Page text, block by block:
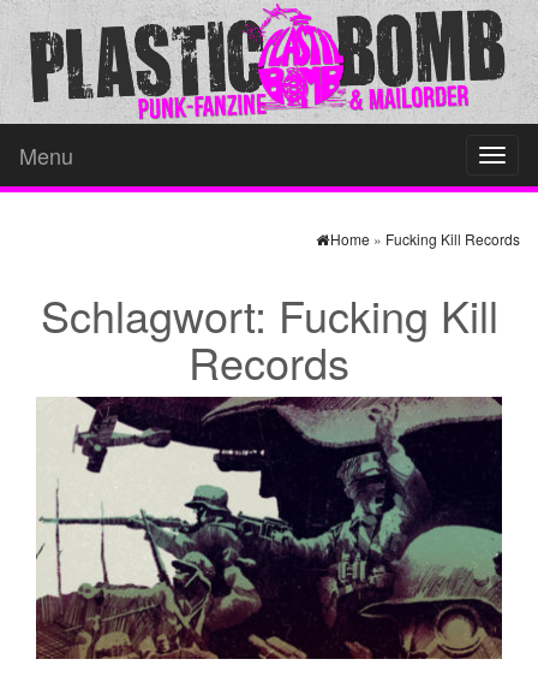
Menu
Home » Fucking Kill Records
Schlagwort: Fucking Kill
Records